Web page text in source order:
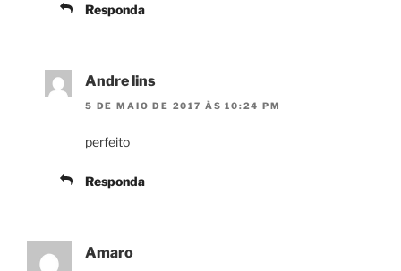
Responda
Andre lins
5 DE MAIO DE 2017 ÀS 10:24 PM
perfeito
Responda
Amaro